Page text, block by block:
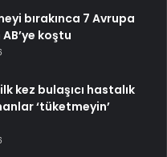
bırakınca 7 Avrupa
koştu
kez bulaşıcı hastalık
‘tüketmeyin’